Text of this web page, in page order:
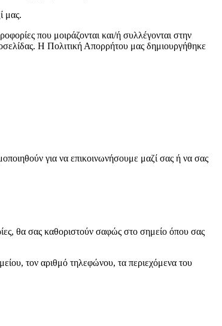
μας.
που μοιράζονται και/ή συλλέγονται στην
Η Πολιτική Απορρήτου μας δημιουργήθηκε
για να επικοινωνήσουμε μαζί σας ή να σας
θα σας καθοριστούν σαφώς στο σημείο όπου σας
τον αριθμό τηλεφώνου, τα περιεχόμενα του